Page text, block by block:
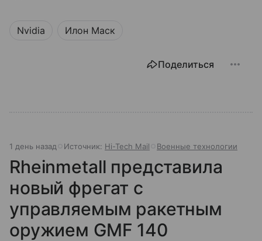
Nvidia Илон Маск
Поделиться
1 день назад Источник: Hi-Tech Mail Военные технологии
Rheinmetall представила
новый фрегат с
управляемым ракетным
оружием GMF 140